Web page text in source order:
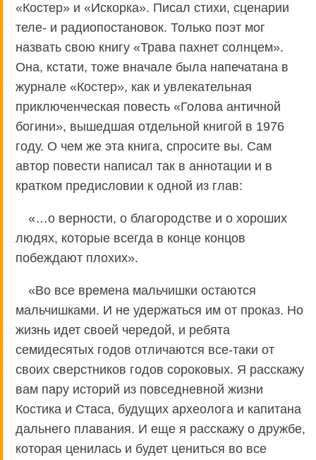
«Костер» и «Искорка». Писал стихи, сценарии
теле- и радиопостановок. Только поэт мог
назвать свою книгу «Трава пахнет солнцем».
Она, кстати, тоже вначале была напечатана в
журнале «Костер», как и увлекательная
приключенческая повесть «Голова античной
богини», вышедшая отдельной книгой в 1976
году. О чем же эта книга, спросите вы. Сам
автор повести написал так в аннотации и в
кратком предисловии к одной из глав:
«…о верности, о благородстве и о хороших
людях, которые всегда в конце концов
побеждают плохих».
«Во все времена мальчишки остаются
мальчишками. И не удержаться им от проказ. Но
жизнь идет своей чередой, и ребята
семидесятых годов отличаются все-таки от
своих сверстников годов сороковых. Я расскажу
вам пару историй из повседневной жизни
Костика и Стаса, будущих археолога и капитана
дальнего плавания. И еще я расскажу о дружбе,
которая ценилась и будет цениться во все